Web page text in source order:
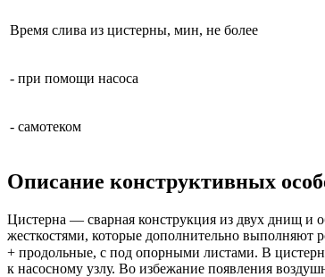
Время слива из цистерны, мин, не более
- при помощи насоса
- самотеком
Описание конструктивных
Цистерна — сварная конструкция из двух днищ и
жесткостями, которые дополнительно
+ продольные, с под опорными листами. В
к насосному узлу. Во избежание появления